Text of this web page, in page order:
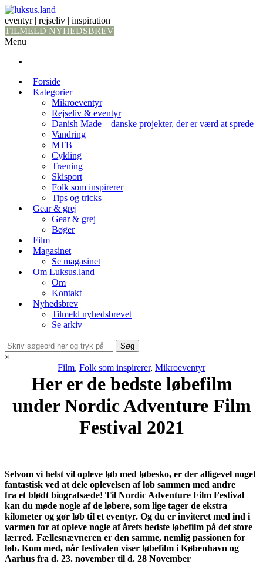
eventyr | rejseliv | inspiration
TILMELD NYHEDSBREV
Menu
Forside
Kategorier
Mikroeventyr
Rejseliv & eventyr
Danish Made – danske projekter, der er værd at sprede
Vandring
MTB
Cykling
Træning
Skisport
Folk som inspirerer
Tips og tricks
Gear & grej
Gear & grej
Bøger
Film
Magasinet
Se magasinet
Om Luksus.land
Om
Kontakt
Nyhedsbrev
Tilmeld nyhedsbrevet
Se arkiv
×
Film, Folk som inspirerer, Mikroeventyr
Her er de bedste løbefilm
under Nordic Adventure Film
Festival 2021
Selvom vi helst vil opleve løb med løbesko, er der alligevel noget
fantastisk ved at dele oplevelsen af løb sammen med andre
fra et blødt biografsæde! Til Nordic Adventure Film Festival
kan du møde nogle af de løbere, som lige tager de ekstra
kilometer og gør løb til et eventyr. Og du er inviteret med ind i
varmen for at opleve nogle af årets bedste løbefilm på det store
lærred. Fællesnævneren er den samme, nemlig passionen for
løb. Kom med, når festivalen viser løbefilm i København og
Aarhus fra d. 23. november til d. 28 November